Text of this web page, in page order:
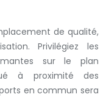
de qualité,
Privilégiez les
sur le plan
à proximité des
en commun sera